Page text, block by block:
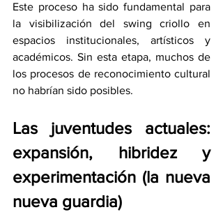
Este proceso ha sido fundamental para
la visibilización del swing criollo en
espacios institucionales, artísticos y
académicos. Sin esta etapa, muchos de
los procesos de reconocimiento cultural
no habrían sido posibles.
Las juventudes actuales:
expansión, hibridez y
experimentación (la nueva
nueva guardia)